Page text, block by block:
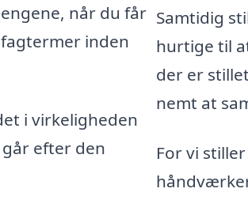
når du får
inden
i virkeligheden
efter den
Samtidig
hurtige til
der er
nemt at
For vi